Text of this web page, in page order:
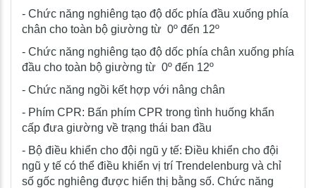
- Chức năng nghiêng tạo độ dốc phía đầu xuống phía
chân cho toàn bộ giường từ 0º đến 12º
- Chức năng nghiêng tạo độ dốc phía chân xuống phía
đầu cho toàn bộ giường từ 0º đến 12º
- Chức năng ngồi kết hợp với nâng chân
- Phím CPR: Bấn phím CPR trong tình huống khẩn
cấp đưa giường về trạng thái ban đầu
- Bộ điều khiển cho đội ngũ y tế: Điều khiển cho đội
ngũ y tế có thể điều khiển vị trí Trendelenburg và chỉ
số gốc nghiêng được hiển thị bằng số. Chức năng